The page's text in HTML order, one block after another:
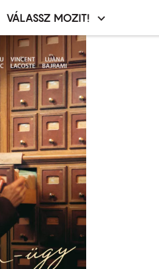
Moziválasztó
menü
VÁLASSZ MOZIT!